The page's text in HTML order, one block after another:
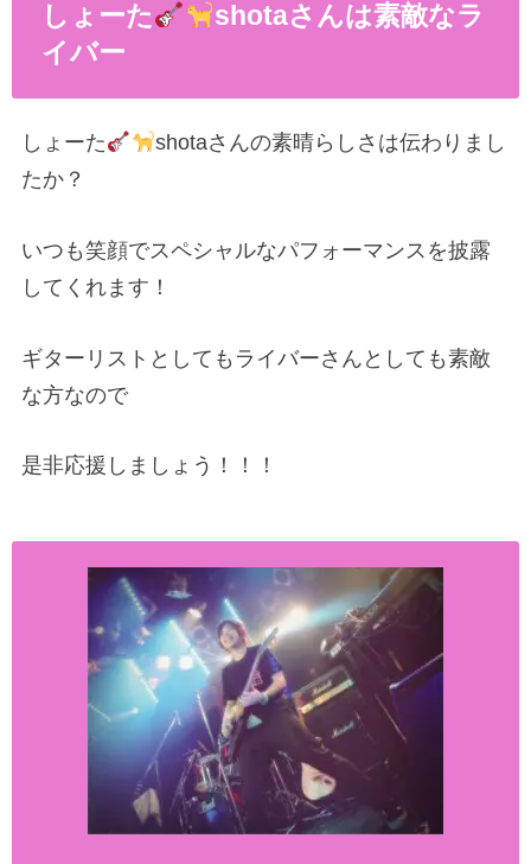
しょーた
shotaさんは素敵なラ
イバー
しょーた
shotaさんの素晴らしさは伝わりまし
たか？
いつも笑顔でスペシャルなパフォーマンスを披露
してくれます！
ギターリストとしてもライバーさんとしても素敵
な方なので
是非応援しましょう！！！